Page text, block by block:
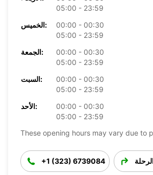
05:00 - 23:59
الخميس:
00:00 - 00:30
05:00 - 23:59
الجمعة:
00:00 - 00:30
05:00 - 23:59
السبت:
00:00 - 00:30
05:00 - 23:59
الأحد:
00:00 - 00:30
05:00 - 23:59
These opening hours may vary due to
+1 (323) 6739084